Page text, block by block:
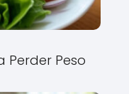
Perder Peso